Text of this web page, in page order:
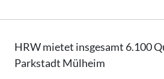
HRW mietet insgesamt 6.100
Parkstadt Mülheim